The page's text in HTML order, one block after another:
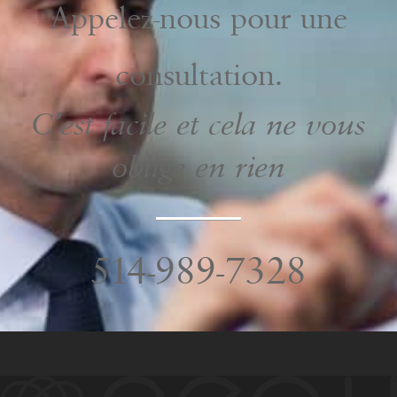
Appelez-nous pour une
consultation.
C’est facile et cela ne vous
oblige en rien
514-989-7328